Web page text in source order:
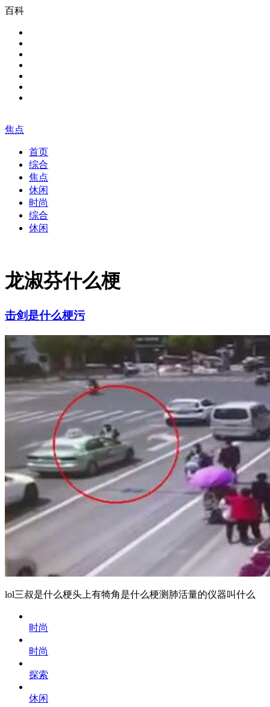
百科
焦点
首页
综合
焦点
休闲
时尚
综合
休闲
龙淑芬什么梗
击剑是什么梗污
lol三叔是什么梗头上有犄角是什么梗测肺活量的仪器叫什么
时尚
时尚
探索
休闲